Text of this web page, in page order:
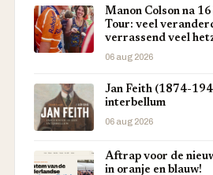
Manon Colson na
Tour: veel
verrassend veel
06 aug 2026
Jan Feith (1874-
interbellum
06 aug 2026
Aftrap voor de
in oranje en blauw!